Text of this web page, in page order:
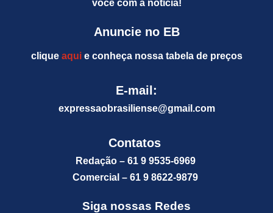
você com a notícia!
Anuncie no EB
clique aquie conheça nossa tabela de preços
E-mail:
expressaobrasiliense@gmail.com
Contatos
Redação – 61 9 9535-6969
Comercial – 61 9 8622-9879
Siga nossas Redes